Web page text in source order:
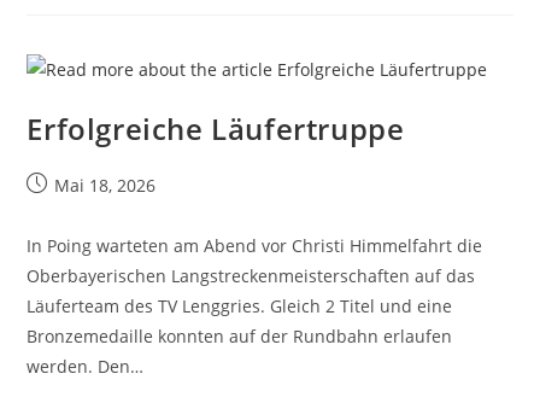
Erfolgreiche Läufertruppe
Mai 18, 2026
In Poing warteten am Abend vor Christi Himmelfahrt die
Oberbayerischen Langstreckenmeisterschaften auf das
Läuferteam des TV Lenggries. Gleich 2 Titel und eine
Bronzemedaille konnten auf der Rundbahn erlaufen
werden. Den…